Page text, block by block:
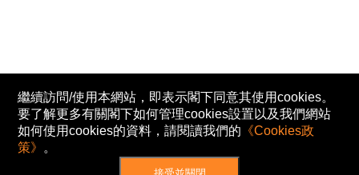
繼續訪問/使用本網站，即表示閣下同意其使用cookies。
要了解更多有關閣下如何管理cookies設置以及我們網站
如何使用cookies的資料，請閱讀我們的 《Cookies政
策》 。